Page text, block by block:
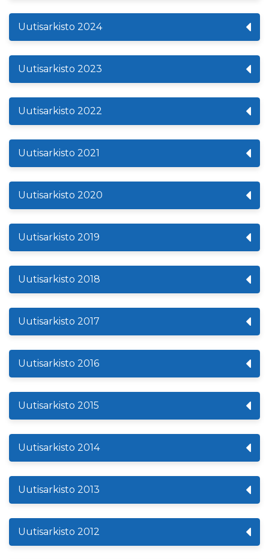
Uutisarkisto 2024
Uutisarkisto 2023
Uutisarkisto 2022
Uutisarkisto 2021
Uutisarkisto 2020
Uutisarkisto 2019
Uutisarkisto 2018
Uutisarkisto 2017
Uutisarkisto 2016
Uutisarkisto 2015
Uutisarkisto 2014
Uutisarkisto 2013
Uutisarkisto 2012